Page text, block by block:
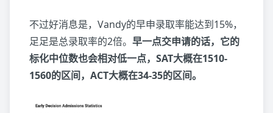
不过好消息是，Vandy的早申录取率能达到15%，
足足是总录取率的2倍。 早一点交申请的话，它的
标化中位数也会相对低一点，SAT大概在1510-
1560的区间，ACT大概在34-35的区间。